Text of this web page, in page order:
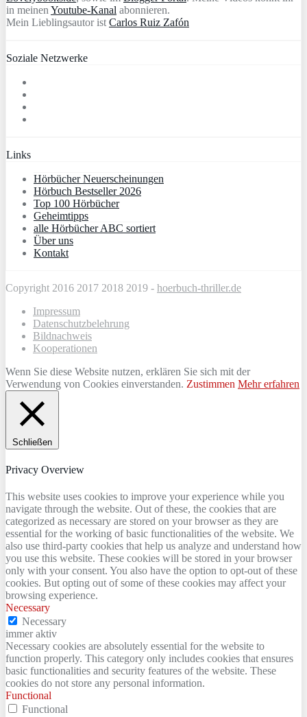
in meinen Youtube-Kanal abonnieren.
Mein Lieblingsautor ist Carlos Ruiz Zafón
Soziale Netzwerke
Links
Hörbücher Neuerscheinungen
Hörbuch Bestseller 2026
Top 100 Hörbücher
Geheimtipps
alle Hörbücher ABC sortiert
Über uns
Kontakt
Copyright 2016 2017 2018 2019 - hoerbuch-thriller.de
Impressum
Datenschutzbelehrung
Bildnachweis
Kooperationen
Wenn Sie diese Website nutzen, erklären Sie sich mit der
Verwendung von Cookies einverstanden. Zustimmen Mehr erfahren
Schließen
Privacy Overview
This website uses cookies to improve your experience while you
navigate through the website. Out of these, the cookies that are
categorized as necessary are stored on your browser as they are
essential for the working of basic functionalities of the website. We
also use third-party cookies that help us analyze and understand how
you use this website. These cookies will be stored in your browser
only with your consent. You also have the option to opt-out of these
cookies. But opting out of some of these cookies may affect your
browsing experience.
Necessary
Necessary
immer aktiv
Necessary cookies are absolutely essential for the website to
function properly. This category only includes cookies that ensures
basic functionalities and security features of the website. These
cookies do not store any personal information.
Functional
Functional